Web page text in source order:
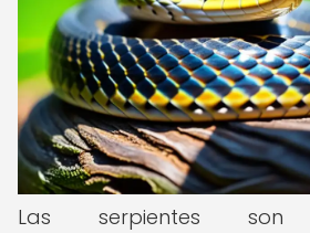
Las serpientes son